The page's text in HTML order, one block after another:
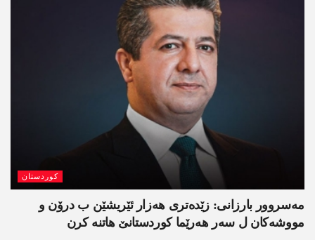
کوردستان
مەسروور بارزانی: زێدەتری ھەزار ئێریشێن ب درۆن و
مووشەکان ل سەر ھەرێما کوردستانێ ھاتنە کرن